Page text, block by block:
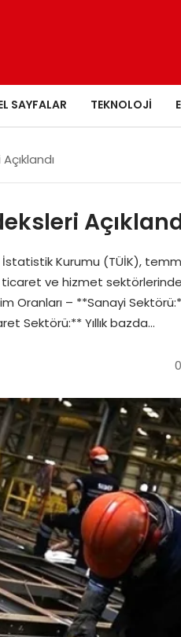
SAYFALAR TEKNOLOJI
İstatistik Kurumu (TÜİK),
ve hizmet sektörlerinde
– **Sanayi Sektörü:**
Sektörü:** Yıllık bazda…